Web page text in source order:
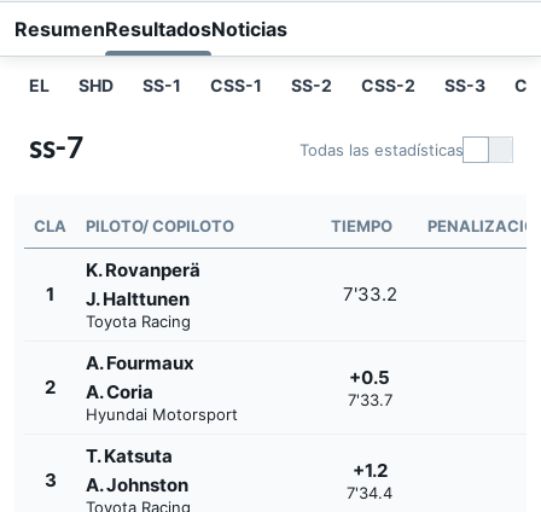
ResumenResultadosNoticias
EL SHD SS-1 CSS-1 SS-2 CSS-2 SS-3
ss-7 Todas las estadísticas
CLA PILOTO/ COPILOTO TIEMPO
1
K. Rovanperä
J. Halttunen
Toyota Racing
7'33.2
2
A. Fourmaux
A. Coria
Hyundai Motorsport
+0.5
7'33.7
3
T. Katsuta
A. Johnston
Toyota Racing
+1.2
7'34.4